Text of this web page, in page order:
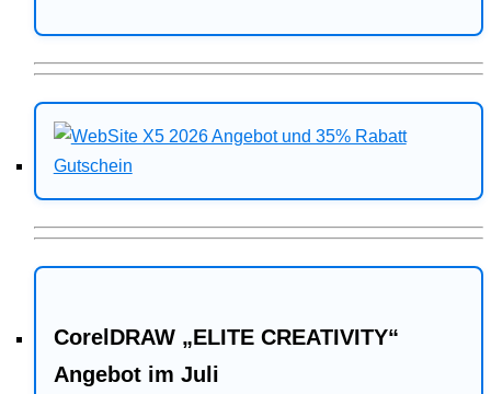
CorelDRAW „ELITE CREATIVITY“
Angebot im Juli